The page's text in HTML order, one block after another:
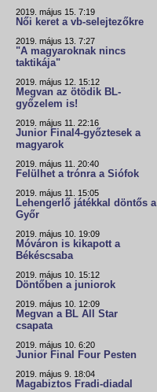
2019. május 15. 7:19
Női keret a vb-selejtezőkre
2019. május 13. 7:27
"A magyaroknak nincs
taktikája"
2019. május 12. 15:12
Megvan az ötödik BL-
győzelem is!
2019. május 11. 22:16
Junior Final4-győztesek a
magyarok
2019. május 11. 20:40
Felülhet a trónra a Siófok
2019. május 11. 15:05
Lehengerlő játékkal döntős a
Győr
2019. május 10. 19:09
Móváron is kikapott a
Békéscsaba
2019. május 10. 15:12
Döntőben a juniorok
2019. május 10. 12:09
Megvan a BL All Star
csapata
2019. május 10. 6:20
Junior Final Four Pesten
2019. május 9. 18:04
Magabiztos Fradi-diadal